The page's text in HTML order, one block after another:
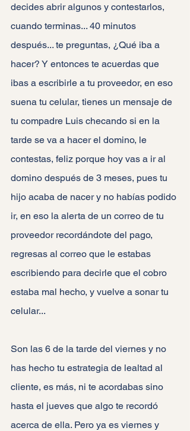
decides abrir algunos y contestarlos,
cuando terminas... 40 minutos
después... te preguntas, ¿Qué iba a
hacer? Y entonces te acuerdas que
ibas a escribirle a tu proveedor, en eso
suena tu celular, tienes un mensaje de
tu compadre Luis checando si en la
tarde se va a hacer el domino, le
contestas, feliz porque hoy vas a ir al
domino después de 3 meses, pues tu
hijo acaba de nacer y no habías podido
ir, en eso la alerta de un correo de tu
proveedor recordándote del pago,
regresas al correo que le estabas
escribiendo para decirle que el cobro
estaba mal hecho, y vuelve a sonar tu
celular...
Son las 6 de la tarde del viernes y no
has hecho tu estrategia de lealtad al
cliente, es más, ni te acordabas sino
hasta el jueves que algo te recordó
acerca de ella. Pero ya es viernes y